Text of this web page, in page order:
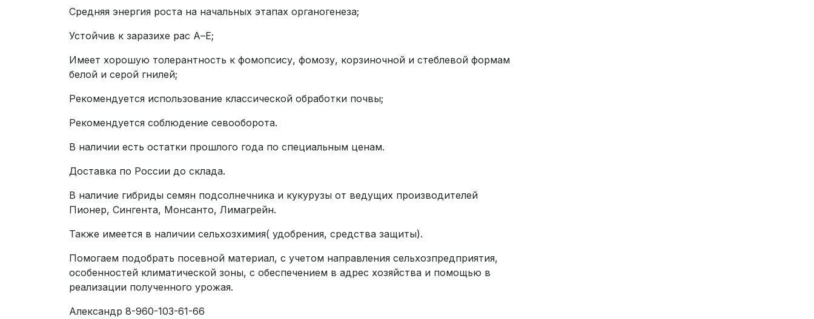
Средняя энергия роста на начальных этапах органогенеза;
Устойчив к заразихе рас А–Е;
Имеет хорошую толерантность к фомопсису, фомозу, корзиночной и стеблевой формам
белой и серой гнилей;
Рекомендуется использование классической обработки почвы;
Рекомендуется соблюдение севооборота.
В наличии есть остатки прошлого года по специальным ценам.
Доставка по России до склада.
В наличие гибриды семян подсолнечника и кукурузы от ведущих производителей
Пионер, Сингента, Монсанто, Лимагрейн.
Также имеется в наличии сельхозхимия( удобрения, средства защиты).
Помогаем подобрать посевной материал, с учетом направления сельхозпредприятия,
особенностей климатической зоны, с обеспечением в адрес хозяйства и помощью в
реализации полученного урожая.
Александр 8-960-103-61-66